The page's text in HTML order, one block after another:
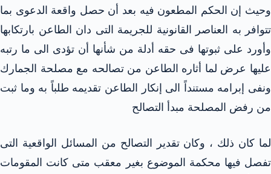
وحيث إن الحكم المطعون فيه بعد أن حصل واقعة الدعوى بما
تتوافر به العناصر القانونية للجريمة التى دان الطاعن بارتكابها
وأورد على ثبوتها فى حقه أدلة من شأنها أن تؤدى الى ما رتبه
عليها عرض لما أثاره الطاعن من تصالحه مع مصلحة الجمارك
ونفى إبرامه مستنداً الى إنكار الطاعن تقديمه طلباً به وما ثبت
من رفض المصلحة مبدأ التصالح
لما كان ذلك ، وكان تقدير التصالح من المسائل الواقعية التى
تفصل فيها محكمة الموضوع بغير معقب متى كانت المقومات